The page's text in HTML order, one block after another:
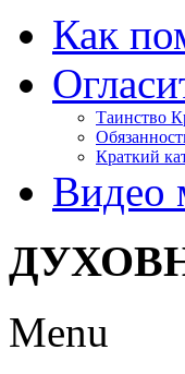
Как
Таинство
Краткий
Видео
Menu